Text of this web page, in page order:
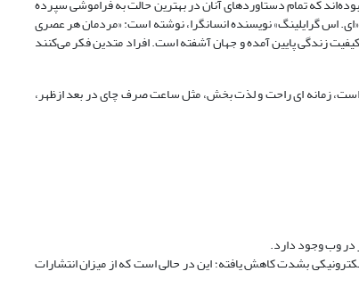
که تمام دستاوردهای آنان در بهترین حالت به فراموشی سپرده
اس گرایلینگ» نویسنده انسانگرا، نوشته است: «مردمان هر عصری
زندگی پایین آمده و جهان آشفته است. افراد متدین فکر می‌کنند
است، زمانه ای راحت و لذت بخش، مثل ساعت صرف چای در بعد ازظهر،
در وب وجود دارد.
بشدت کاهش یافته؛ این در حالی است که از میزان انتشارات